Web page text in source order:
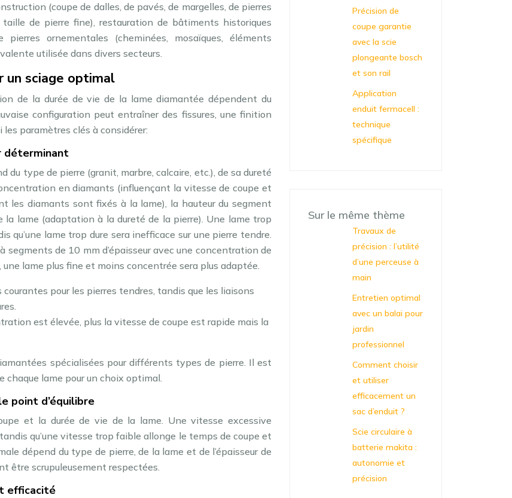
(coupe de dalles, de pavés, de margelles, de pierres
taille de pierre fine), restauration de bâtiments historiques
ornementales (cheminées, mosaïques, éléments
utilisée dans divers secteurs.
un sciage optimal
de la durée de vie de la lame diamantée dépendent du
configuration peut entraîner des fissures, une finition
les paramètres clés à considérer:
déterminant
type de pierre (granit, marbre, calcaire, etc.), de sa dureté
en diamants (influençant la vitesse de coupe et
les diamants sont fixés à la lame), la hauteur du segment
la lame (adaptation à la dureté de la pierre). Une lame trop
qu’une lame trop dure sera inefficace sur une pierre tendre.
segments de 10 mm d’épaisseur avec une concentration de
lame plus fine et moins concentrée sera plus adaptée.
pour les pierres tendres, tandis que les liaisons
est élevée, plus la vitesse de coupe est rapide mais la
spécialisées pour différents types de pierre. Il est
chaque lame pour un choix optimal.
point d’équilibre
et la durée de vie de la lame. Une vitesse excessive
qu’une vitesse trop faible allonge le temps de coupe et
dépend du type de pierre, de la lame et de l’épaisseur de
être scrupuleusement respectées.
efficacité
Précision de
coupe garantie
avec la scie
plongeante bosch
et son rail
Application
enduit fermacell :
technique
spécifique
Sur le même thème
Travaux de
précision : l’utilité
d’une perceuse à
main
Entretien optimal
avec un balai pour
jardin
professionnel
Comment choisir
et utiliser
efficacement un
sac d’enduit ?
Scie circulaire à
batterie makita :
autonomie et
précision